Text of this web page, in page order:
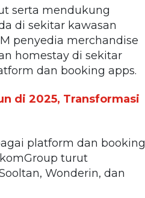
serta mendukung
di sekitar kawasan
penyedia merchandise
homestay di sekitar
dan booking apps.
di 2025, Transformasi
platform dan booking
turut
Wonderin, dan